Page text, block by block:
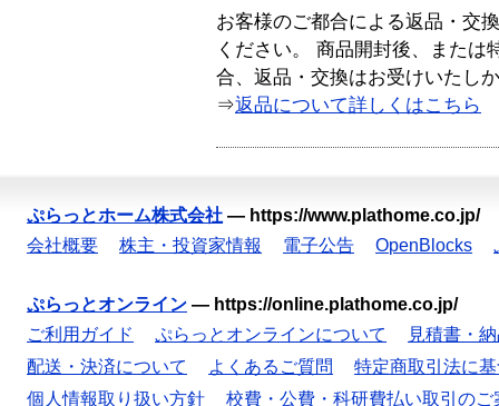
お客様のご都合による返品・交
ください。 商品開封後、または
合、返品・交換はお受けいたし
⇒返品について詳しくはこちら
ぷらっとホーム株式会社 — https://www.plathome.co.jp/
会社概要
株主・投資家情報 電子公告 OpenBlocks
ぷらっとオンライン — https://online.plathome.co.jp/
ご利用ガイド
ぷらっとオンラインについて
見積書・
配送・決済について
よくあるご質問
特定商取引法に
個人情報取り扱い方針
校費・公費・科研費払い取引のご